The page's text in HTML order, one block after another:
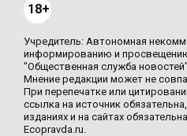
18+
Учредитель: Автономная
информированию и
"Общественная служба
Мнение редакции может не
При перепечатке или
ссылка на источник
изданиях и на сайтах
Ecopravda.ru.